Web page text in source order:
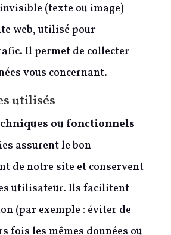
(texte ou image)
web, utilisé pour
Il permet de collecter
vous concernant.
utilisés
ou fonctionnels
assurent le bon
de notre site et conservent
utilisateur. Ils facilitent
(par exemple : éviter de
fois les mêmes données ou